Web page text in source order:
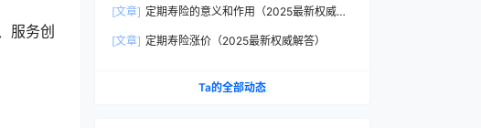
服务创
[文章] 定期寿险的意义和作用（2025最新权威解
[文章] 定期寿险涨价（2025最新权威解答）
Ta的全部动态